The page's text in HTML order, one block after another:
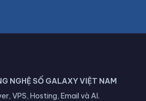
NGHỆ SỐ GALAXY VIỆT NAM
VPS, Hosting, Email và AI.